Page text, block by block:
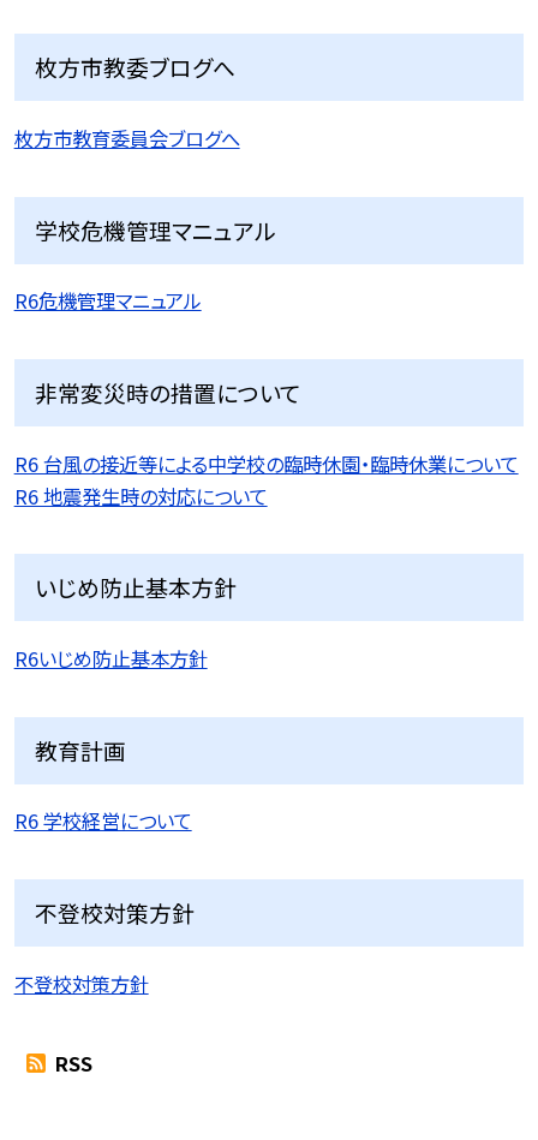
枚方市教委ブログへ
枚方市教育委員会ブログへ
学校危機管理マニュアル
R6危機管理マニュアル
非常変災時の措置について
R6 台風の接近等による中学校の臨時休園・臨時休業について
R6 地震発生時の対応について
いじめ防止基本方針
R6いじめ防止基本方針
教育計画
R6 学校経営について
不登校対策方針
不登校対策方針
RSS